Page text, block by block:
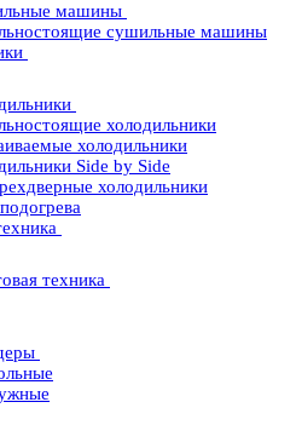
машины
сушильные машины
холодильники
холодильники
Side by Side
холодильники
техника